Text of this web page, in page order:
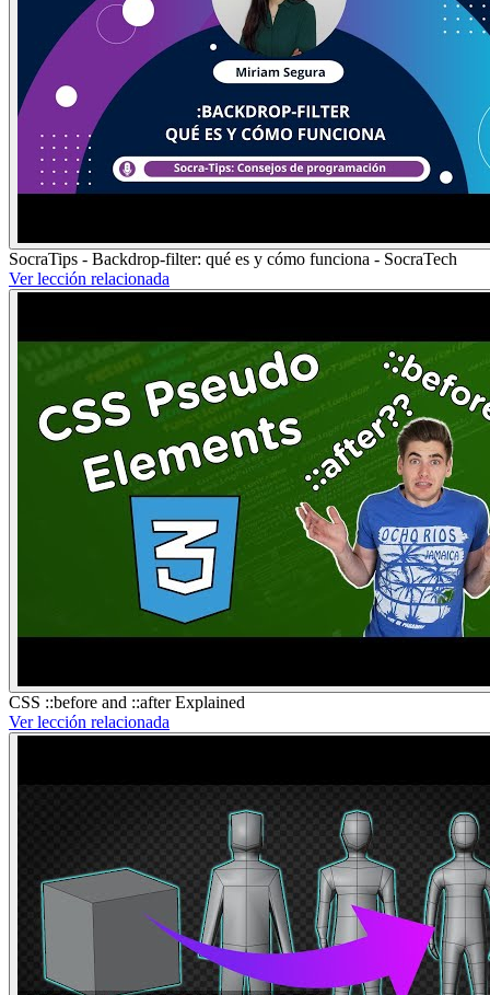
SocraTips - Backdrop-filter: qué es y cómo funciona - SocraTech
Ver lección relacionada
CSS ::before and ::after Explained
Ver lección relacionada